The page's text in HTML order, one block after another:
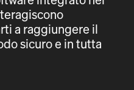
a raggiungere il
sicuro e in tutta